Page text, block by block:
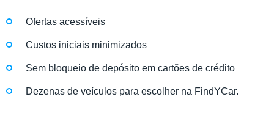
Ofertas acessíveis
Custos iniciais minimizados
Sem bloqueio de depósito em cartões de crédito
Dezenas de veículos para escolher na FindYCar.